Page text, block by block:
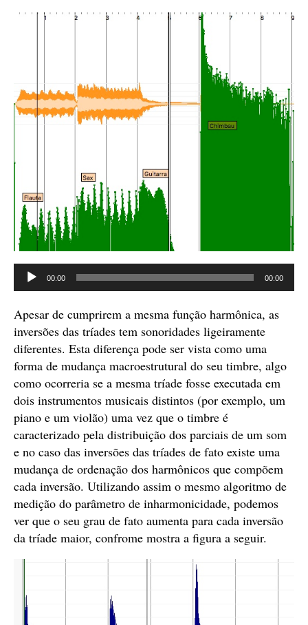
Tocador
de
00:00 00:00
Apesar de cumprirem a mesma função harmônica, as
inversões das tríades tem sonoridades ligeiramente
diferentes. Esta diferença pode ser vista como uma
forma de mudança macroestrutural do seu timbre, algo
como ocorreria se a mesma tríade fosse executada em
dois instrumentos musicais distintos (por exemplo, um
piano e um violão) uma vez que o timbre é
caracterizado pela distribuição dos parciais de um som
e no caso das inversões das tríades de fato existe uma
mudança de ordenação dos harmônicos que compõem
cada inversão. Utilizando assim o mesmo algoritmo de
medição do parâmetro de inharmonicidade, podemos
ver que o seu grau de fato aumenta para cada inversão
da tríade maior, confrome mostra a figura a seguir.